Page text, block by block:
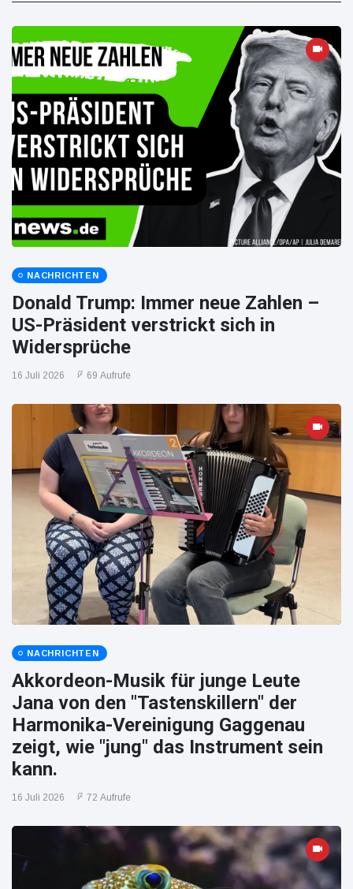
NACHRICHTEN
Donald Trump: Immer neue Zahlen –
US-Präsident verstrickt sich in
Widersprüche
16 Juli 2026 69 Aufrufe
NACHRICHTEN
Akkordeon-Musik für junge Leute
Jana von den "Tastenskillern" der
Harmonika-Vereinigung Gaggenau
zeigt, wie "jung" das Instrument sein
kann.
16 Juli 2026 72 Aufrufe